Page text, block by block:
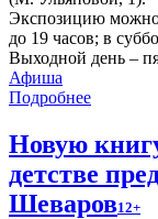
Экспозицию можно
до 19 часов; в
Выходной день –
Афиша
Подробнее
Новую
детстве
Шеваров12+